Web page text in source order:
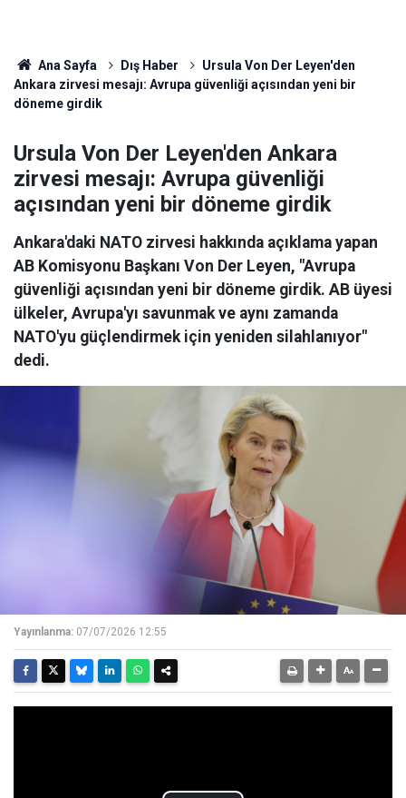
Ana Sayfa Dış Haber
Ursula Von Der Leyen'den
Ankara zirvesi mesajı: Avrupa güvenliği açısından yeni bir
döneme girdik
Ursula Von Der Leyen'den Ankara
zirvesi mesajı: Avrupa güvenliği
açısından yeni bir döneme girdik
Ankara'daki NATO zirvesi hakkında açıklama yapan
AB Komisyonu Başkanı Von Der Leyen, "Avrupa
güvenliği açısından yeni bir döneme girdik. AB üyesi
ülkeler, Avrupa'yı savunmak ve aynı zamanda
NATO'yu güçlendirmek için yeniden silahlanıyor"
dedi.
Yayınlanma: 07/07/2026 12:55